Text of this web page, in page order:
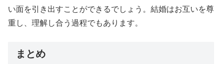
い面を引き出すことができるでしょう。結婚はお互いを尊
重し、理解し合う過程でもあります。
まとめ